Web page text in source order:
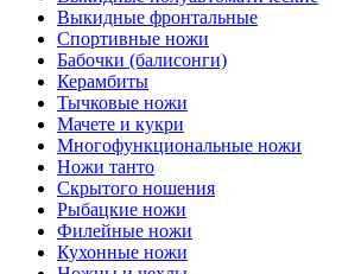
Выкидные фронтальные
Спортивные ножи
Бабочки (балисонги)
Керамбиты
Тычковые ножи
Мачете и кукри
Многофункциональные ножи
Ножи танто
Скрытого ношения
Рыбацкие ножи
Филейные ножи
Кухонные ножи